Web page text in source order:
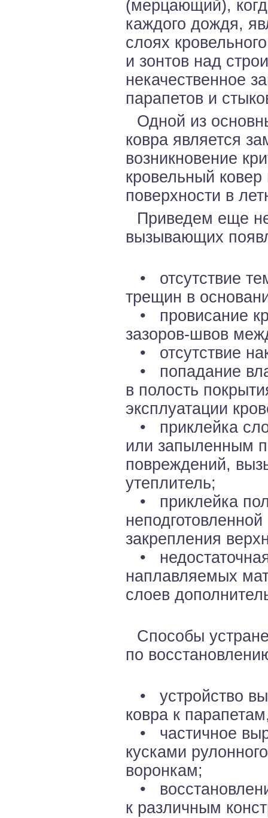
(мерцающий),
каждого дождя,
слоях
и зонтов над
некачественное
парапетов и
Одной из
ковра является
возникновение
кровельный
поверхности в
Приведем еще
вызывающих
• отсутствие
трещин в
• провисание
зазоров-швов
• отсутствие
• попадание
в полость
эксплуатации
• приклейка
или запыленным
повреждений,
утеплитель;
• приклейка
закрепления
•
наплавляемых
слоев
Способы
по
• устройство
ковра к
• частичное
кусками
воронкам;
•
к различным